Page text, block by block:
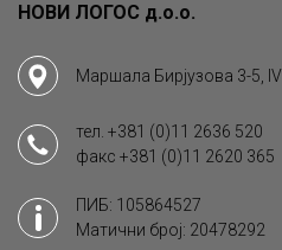
НОВИ ЛОГОС д.о.о.
Маршала Бирјузова 3-5,
тел. +381 (0)11 2636 520
факс +381 (0)11 2620 365
ПИБ: 105864527
Матични број: 20478292